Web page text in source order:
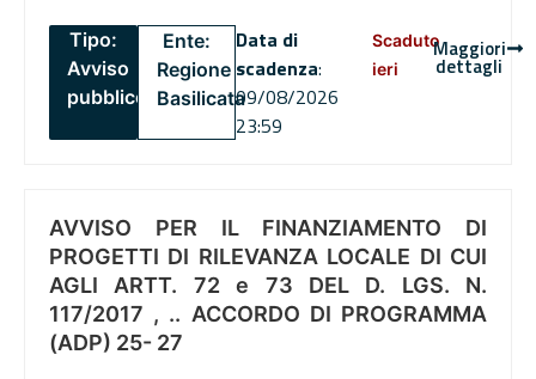
Tipo:
Avviso
pubblico
Ente:
Regione
Basilicata
Data di
scadenza:
09/08/2026
23:59
Scaduto
ieri
Maggiori
dettagli
AVVISO PER IL FINANZIAMENTO DI
PROGETTI DI RILEVANZA LOCALE DI CUI
AGLI ARTT. 72 e 73 DEL D. LGS. N.
117/2017 , .. ACCORDO DI PROGRAMMA
(ADP) 25- 27